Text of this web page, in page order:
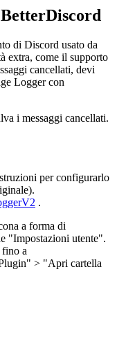
di Discord usato da
extra, come il supporto
cancellati, devi
Logger con
i messaggi cancellati.
per configurarlo
.
a forma di
"Impostazioni utente".
fino a
> "Apri cartella